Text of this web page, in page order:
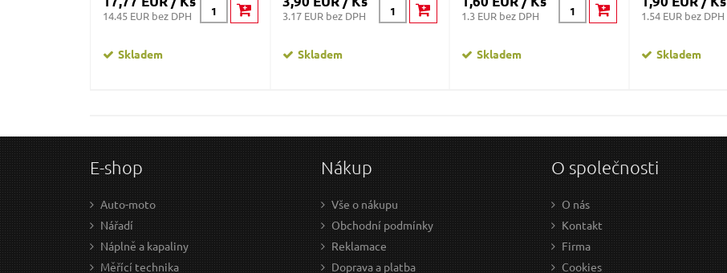
14.45 EUR bez DPH
Skladem
3.17 EUR bez DPH
Skladem
1.3 EUR bez DPH
Skladem
1.54 EUR bez DPH
Skladem
E-shop
Auto-moto
Nářadí
Náplně a kapaliny
Měřící technika
Nákup
Vše o nákupu
Obchodní podmínky
Reklamace
Doprava a platba
O společnosti
O nás
Kontakt
Firma
Cookies